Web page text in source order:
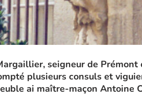
seigneur de
plusieurs consuls et
ai maître-maçon Antoine